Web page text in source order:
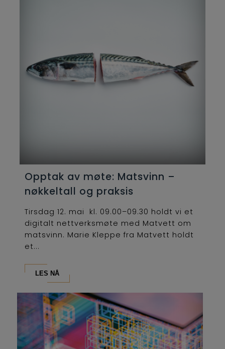
Opptak av møte: Matsvinn –
nøkkeltall og praksis
Tirsdag 12. mai kl. 09.00–09.30 holdt vi et
digitalt nettverksmøte med Matvett om
matsvinn. Marie Kleppe fra Matvett holdt
et...
LES NÅ